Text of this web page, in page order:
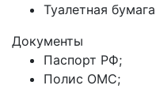
Туалетная
Документы
Паспорт РФ;
Полис ОМС;